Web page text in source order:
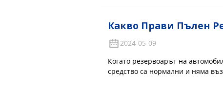
Какво Прави Пълен
2024-05-09
Когато резервоарът на
средство са нормални и няма
добавят към пистолета за